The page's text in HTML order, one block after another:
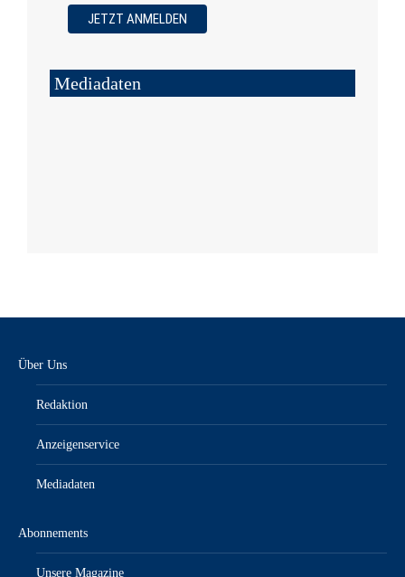
Mediadaten
Über Uns
Redaktion
Anzeigenservice
Mediadaten
Abonnements
Unsere Magazine